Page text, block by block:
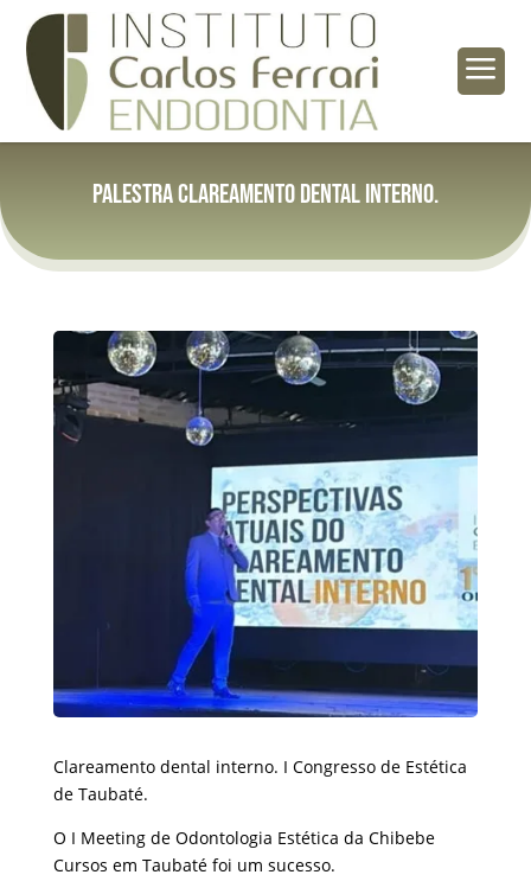
a
Palestra clareamento dental interno.
Clareamento dental interno. I Congresso de Estética
de Taubaté.
O I Meeting de Odontologia Estética da Chibebe
Cursos em Taubaté foi um sucesso.